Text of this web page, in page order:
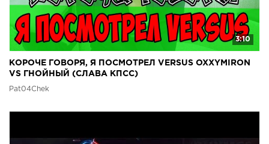
3:10
КОРОЧЕ ГОВОРЯ, Я ПОСМОТРЕЛ VERSUS OXXYMIRON
VS ГНОЙНЫЙ (СЛАВА КПСС)
Pat04Chek